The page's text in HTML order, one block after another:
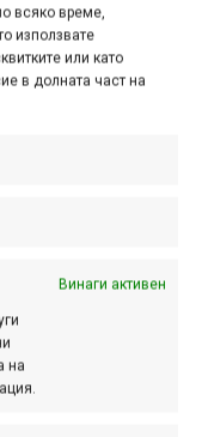
всяко време,
използвате
или като
в долната част на
Винаги активен
на
стана
който спусна